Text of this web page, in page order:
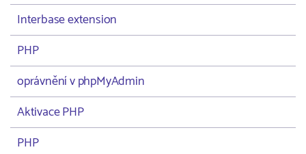
Interbase extension
PHP
oprávnění v phpMyAdmin
Aktivace PHP
PHP